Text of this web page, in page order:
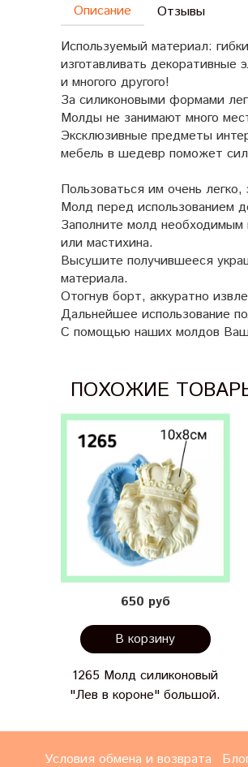
Описание
Используемый материал:
изготавливать декоративные
и многого другого!
За силиконовыми формами
Молды не занимают много
Эксклюзивные предметы
мебель в шедевр поможет
Пользоваться им очень
Молд перед использованием
Заполните молд
или мастихина.
Высушите получившееся
материала.
Отогнув борт, аккуратно
Дальнейшее использование
С помощью наших молдов
Отзывы
ПОХОЖИЕ
650 руб
В корзину
1265 Молд силиконовый
"Лев в короне" большой.
Условия обмена и возврата